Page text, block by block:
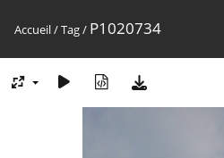
Accueil/Tag/ P1020734